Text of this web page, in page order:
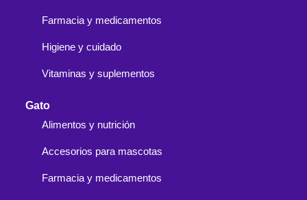
Farmacia y medicamentos
Higiene y cuidado
Vitaminas y suplementos
Gato
Alimentos y nutrición
Accesorios para mascotas
Farmacia y medicamentos